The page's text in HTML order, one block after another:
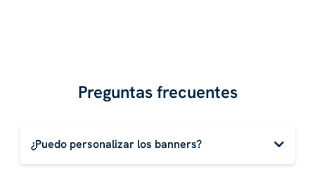
Preguntas frecuentes
¿Puedo personalizar los banners?